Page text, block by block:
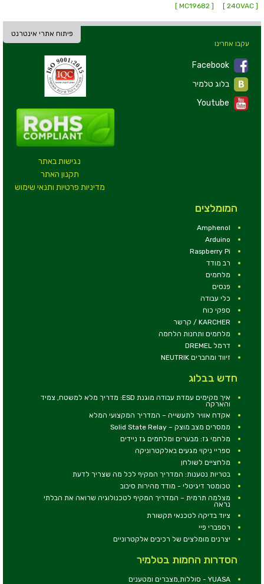
[ 240VAC ]
[ MC19682 ]
פיתוח אתרי אינטרנט
נגישות באתר
תקנון האתר
מדיניות פרטיות ותנאי שימוש
עקבו אחרינו
Facebook
Youtube
המומלצים
Amphenol
Arduino
Raspberry Pi
רב מודד
מלחמים
פנסים
כלי עבודה
ספקי כוח
KARCHER / קרשר
מלחמים ותחנות הלחמה
דרמל DREMEL
זיווד ומחברים NEUTRIK
חדש בבלוג
איך מקימים עמדת עבודה מוגנת ESD: מדריך מלא למשטח, צמיד
והארקה
אקדח אוויר לתעשייה – המדריך המקצועי המלא
ממסרים מצב מוצק – Solid State Relay
מלחמי גז: מבערים ומלחמים גז ניידים
ספריי ניקוי מגעים באלקטרוניקה
מלחציים לשולחן
בטריות נטענות: המדריך המקיף לכל מה שצריך לדעת
טכומטר דיגיטלי - מודד מהירות סיבוב
מצלמה תרמית – המדריך המקיף לטכנולוגיה שרואה את הבלתי
נראה
ציוד בדיקה לטכנאי תקשורת
רספברי פיי
יצרנים מומלצים של רכיבים אלקטרוניים
הסדרות החמות בטלמיר
YUASA - סוללות,מצברים ומטענים